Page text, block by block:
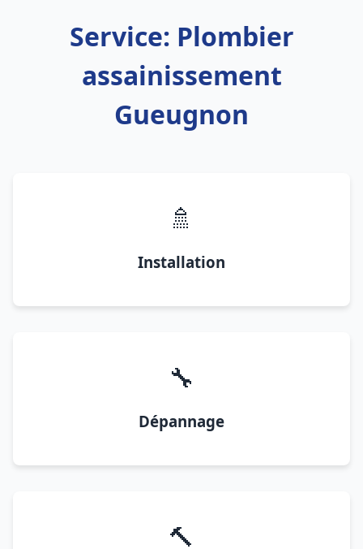
Service: Plombier
assainissement
Gueugnon
🚿
Installation
🔧
Dépannage
🔨